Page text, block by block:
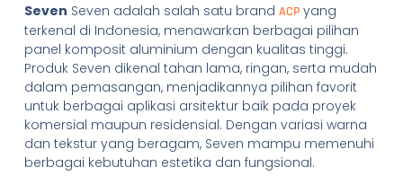
Seven Seven adalah salah satu brand ACPyang
terkenal di Indonesia, menawarkan berbagai pilihan
panel komposit aluminium dengan kualitas tinggi.
Produk Seven dikenal tahan lama, ringan, serta mudah
dalam pemasangan, menjadikannya pilihan favorit
untuk berbagai aplikasi arsitektur baik pada proyek
komersial maupun residensial. Dengan variasi warna
dan tekstur yang beragam, Seven mampu memenuhi
berbagai kebutuhan estetika dan fungsional.